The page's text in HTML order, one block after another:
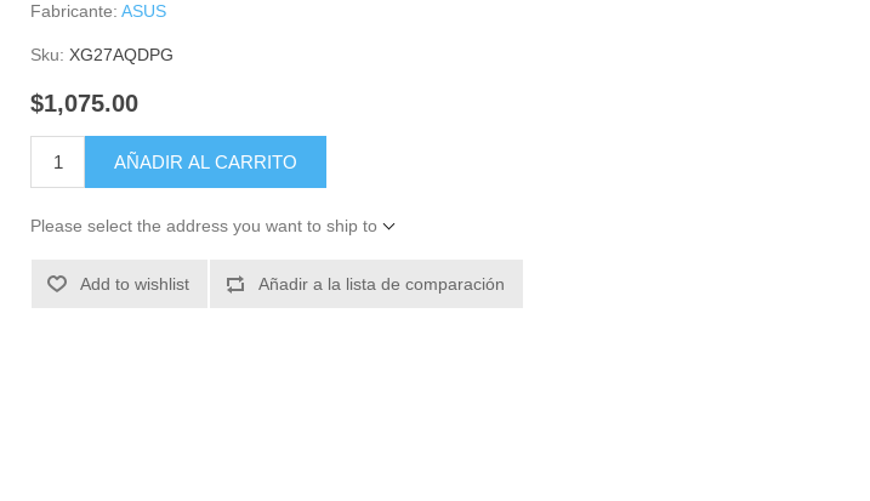
Fabricante: ASUS
Sku: XG27AQDPG
$1,075.00
AÑADIR AL CARRITO
Please select the address you want to ship to
Add to wishlist Añadir a la lista de comparación